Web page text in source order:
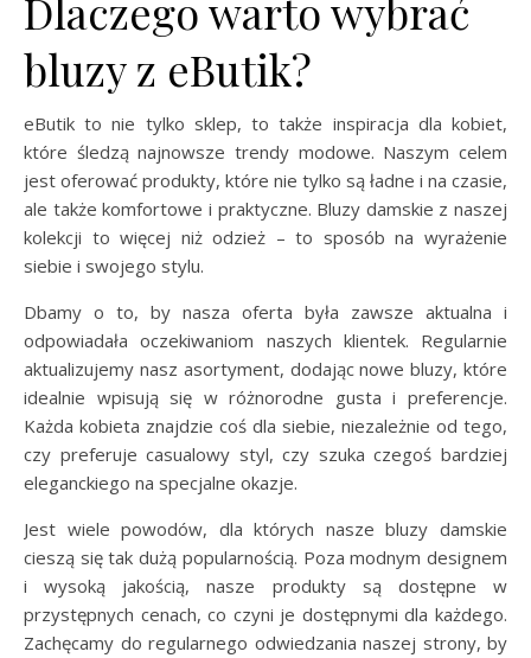
Dlaczego warto wybrać
bluzy z eButik?
eButik to nie tylko sklep, to także inspiracja dla kobiet,
które śledzą najnowsze trendy modowe. Naszym celem
jest oferować produkty, które nie tylko są ładne i na czasie,
ale także komfortowe i praktyczne. Bluzy damskie z naszej
kolekcji to więcej niż odzież – to sposób na wyrażenie
siebie i swojego stylu.
Dbamy o to, by nasza oferta była zawsze aktualna i
odpowiadała oczekiwaniom naszych klientek. Regularnie
aktualizujemy nasz asortyment, dodając nowe bluzy, które
idealnie wpisują się w różnorodne gusta i preferencje.
Każda kobieta znajdzie coś dla siebie, niezależnie od tego,
czy preferuje casualowy styl, czy szuka czegoś bardziej
eleganckiego na specjalne okazje.
Jest wiele powodów, dla których nasze bluzy damskie
cieszą się tak dużą popularnością. Poza modnym designem
i wysoką jakością, nasze produkty są dostępne w
przystępnych cenach, co czyni je dostępnymi dla każdego.
Zachęcamy do regularnego odwiedzania naszej strony, by